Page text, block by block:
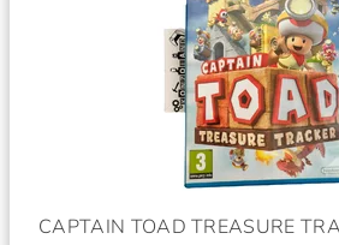
CAPTAIN TOAD TREASURE